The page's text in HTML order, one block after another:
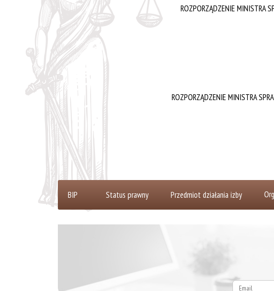
ROZPORZĄDZENIE MINISTRA
ROZPORZĄDZENIE MINISTRA
Status prawny Przedmiot działania izby